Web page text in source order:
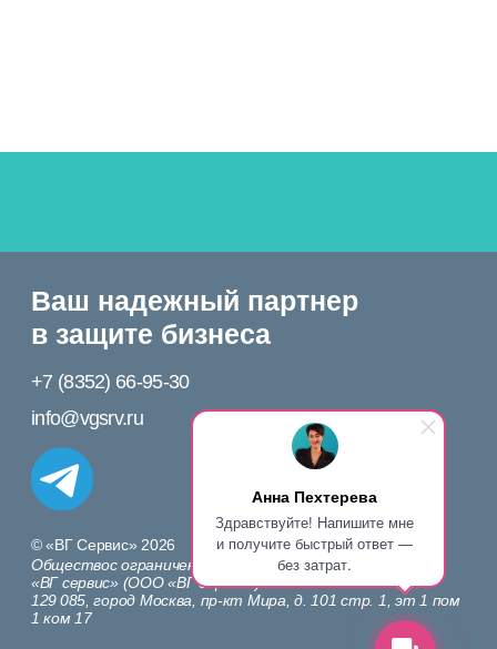
Анна Пехтерева
Здравствуйте! Напишите мне
и получите быстрый ответ —
без затрат.
Непубличная оферта (договор) о предоставлении доступа